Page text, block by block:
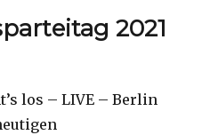
2021
los – LIVE – Berlin